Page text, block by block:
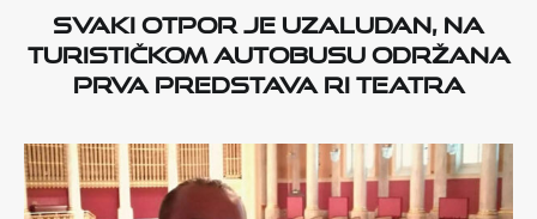
Svaki otpor je uzaludan, na
turističkom autobusu održana
prva predstava Ri Teatra